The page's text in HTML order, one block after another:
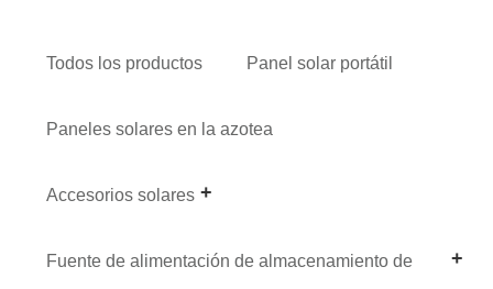
Todos los productos Panel solar portátil
Paneles solares en la azotea
Accesorios solares
Fuente de alimentación de almacenamiento de